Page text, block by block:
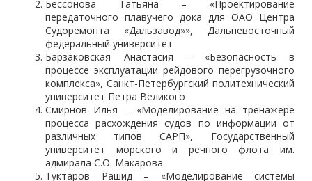
Бессонова Татьяна – «Проектирование
передаточного плавучего дока для ОАО Центра
Судоремонта «Дальзавод»», Дальневосточный
федеральный университет
Барзаковская Анастасия – «Безопасность в
процессе эксплуатации рейдового перегрузочного
комплекса», Санкт-Петербургский политехнический
университет Петра Великого
Смирнов Илья – «Моделирование на тренажере
процесса расхождения судов по информации от
различных типов САРП», Государственный
университет морского и речного флота им.
адмирала С.О. Макарова
Туктаров Рашид – «Моделирование системы